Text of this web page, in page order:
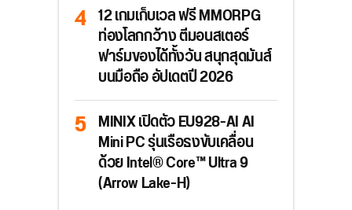
12 เกมเก็บเวล ฟรี MMORPG
ท่องโลกกว้าง ตีมอนสเตอร์
ฟาร์มของได้ทั้งวัน สนุกสุดมันส์
บนมือถือ อัปเดตปี 2026
MINIX เปิดตัว EU928-AI AI
Mini PC รุ่นเรือธงขับเคลื่อน
ด้วย Intel® Core™ Ultra 9
(Arrow Lake-H)